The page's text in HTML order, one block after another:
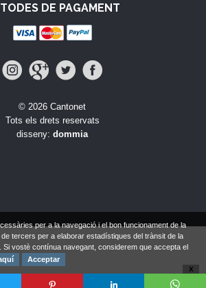
DE PAGAMENT
© 2026 Cantonet
Tots els drets reservats
disseny: dommia
per a la navegació i el bon funcionament de la
tercers per a elaborar estadístiques del trànsit de la
Si vostè contínua navegant, considerem que accepta el
Acceptar
X